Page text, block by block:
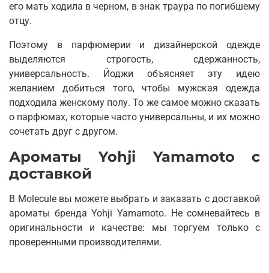
его мать ходила в черном, в знак траура по погибшему
отцу.
Поэтому в парфюмерии и дизайнерской одежде
выделяются строгость, сдержанность,
универсальность. Йоджи объясняет эту идею
желанием добиться того, чтобы мужская одежда
подходила женскому полу. То же самое можно сказать
о парфюмах, которые часто универсальны, и их можно
сочетать друг с другом.
Ароматы Yohji Yamamoto с
доставкой
В Molecule вы можете выбрать и заказать с доставкой
ароматы бренда Yohji Yamamoto. Не сомневайтесь в
оригинальности и качестве: мы торгуем только с
проверенными производителями.